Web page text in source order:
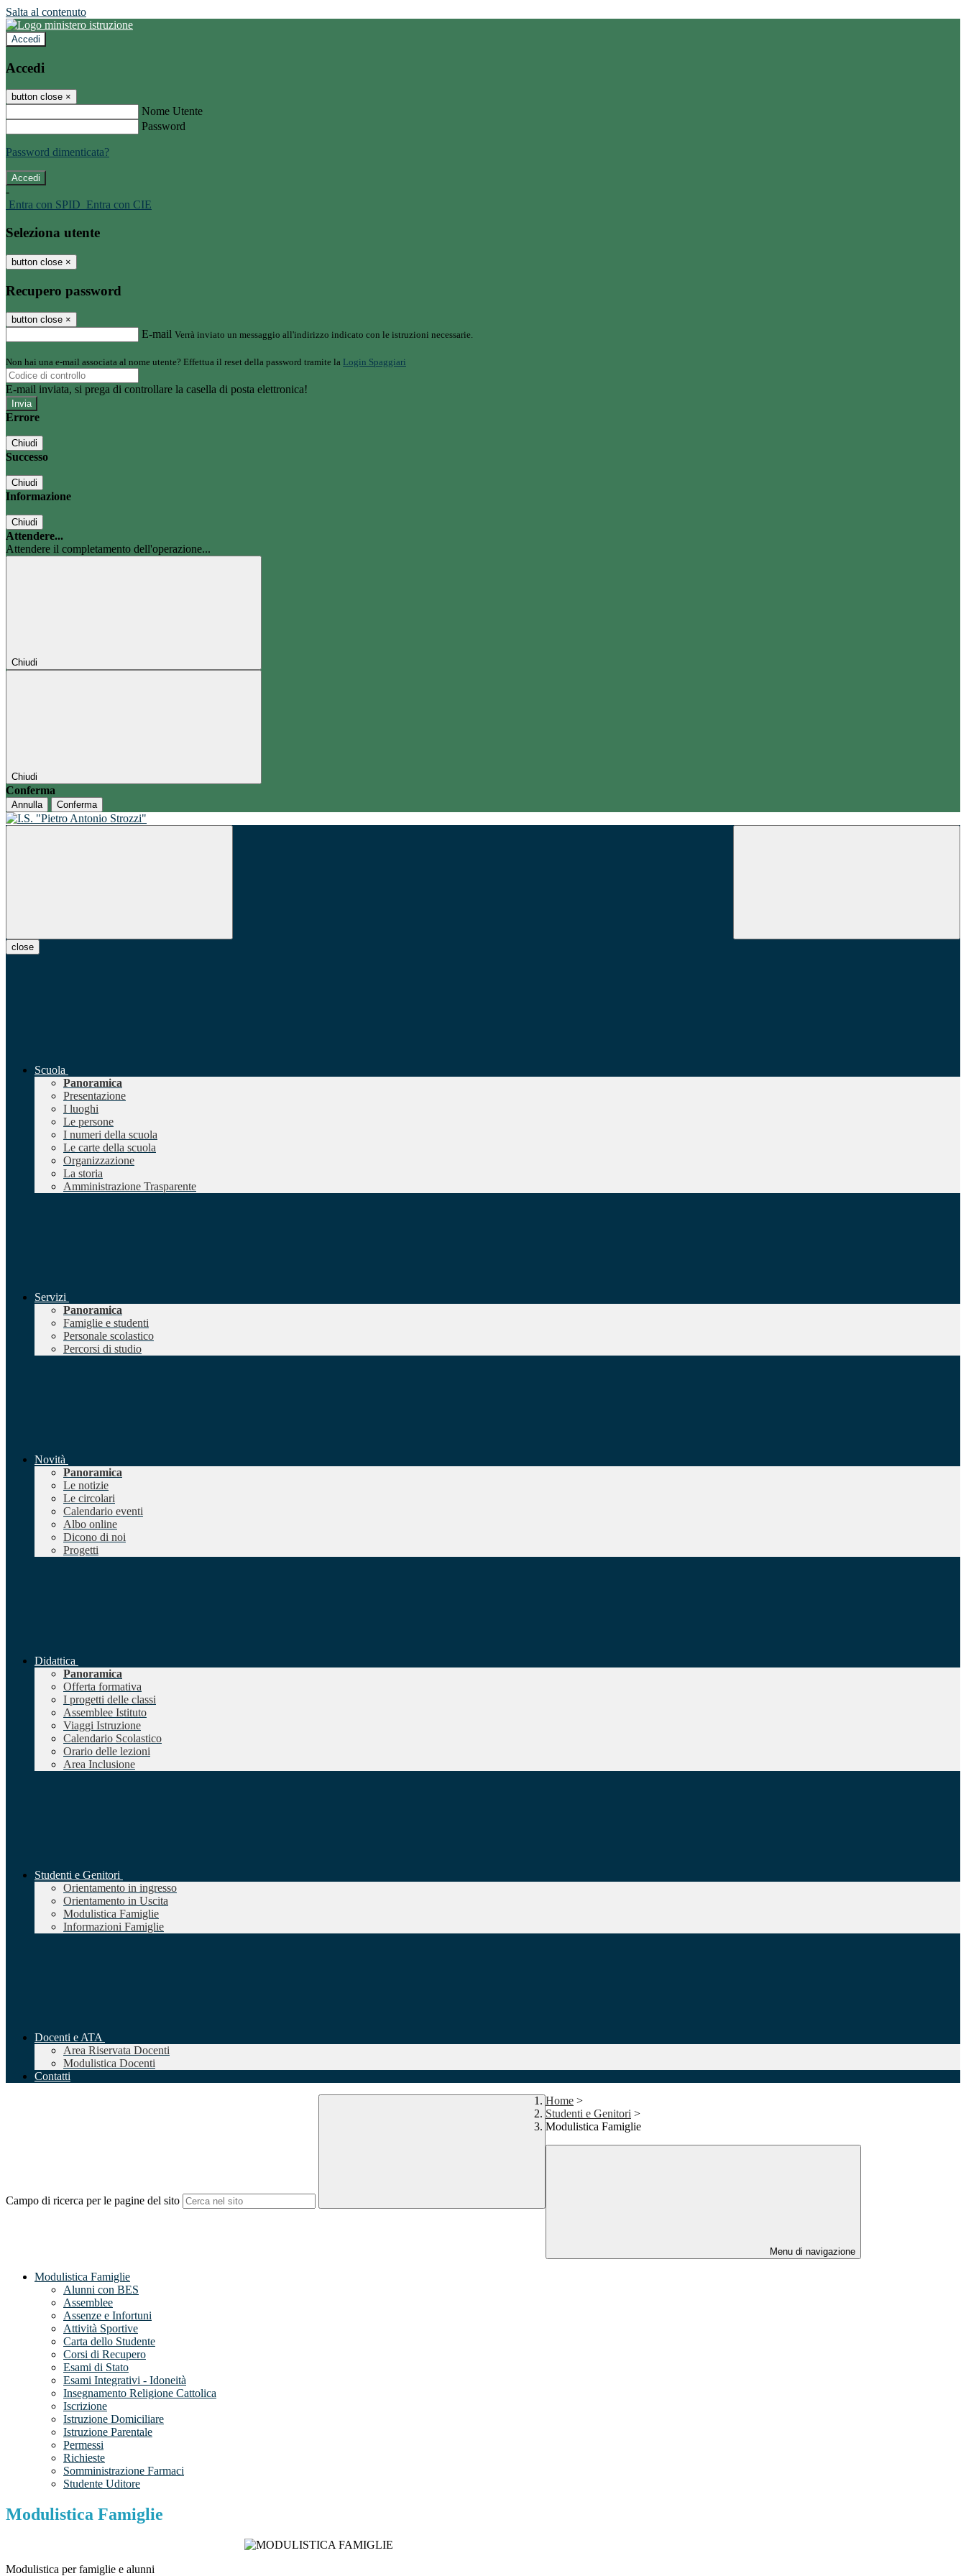
Salta al contenuto
Accedi
Accedi
button close ×
Nome Utente
Password
Password dimenticata?
-
Entra con SPID Entra con CIE
Seleziona utente
button close ×
Recupero password
button close ×
E-mail Verrà inviato un messaggio all'indirizzo indicato con le istruzioni necessarie.
Non hai una e-mail associata al nome utente? Effettua il reset della password tramite la Login Spaggiari
E-mail inviata, si prega di controllare la casella di posta elettronica!
Errore
Chiudi
Successo
Chiudi
Informazione
Chiudi
Attendere...
Attendere il completamento dell'operazione...
Chiudi
Chiudi
Conferma
Annulla Conferma
close
Scuola
Panoramica
Presentazione
I luoghi
Le persone
I numeri della scuola
Le carte della scuola
Organizzazione
La storia
Amministrazione Trasparente
Servizi
Panoramica
Famiglie e studenti
Personale scolastico
Percorsi di studio
Novità
Panoramica
Le notizie
Le circolari
Calendario eventi
Albo online
Dicono di noi
Progetti
Didattica
Panoramica
Offerta formativa
I progetti delle classi
Assemblee Istituto
Viaggi Istruzione
Calendario Scolastico
Orario delle lezioni
Area Inclusione
Studenti e Genitori
Orientamento in ingresso
Orientamento in Uscita
Modulistica Famiglie
Informazioni Famiglie
Docenti e ATA
Area Riservata Docenti
Modulistica Docenti
Contatti
Campo di ricerca per le pagine del sito
Home >
Studenti e Genitori >
Modulistica Famiglie
Menu di navigazione
Modulistica Famiglie
Alunni con BES
Assemblee
Assenze e Infortuni
Attività Sportive
Carta dello Studente
Corsi di Recupero
Esami di Stato
Esami Integrativi - Idoneità
Insegnamento Religione Cattolica
Iscrizione
Istruzione Domiciliare
Istruzione Parentale
Permessi
Richieste
Somministrazione Farmaci
Studente Uditore
Modulistica Famiglie
Modulistica per famiglie e alunni